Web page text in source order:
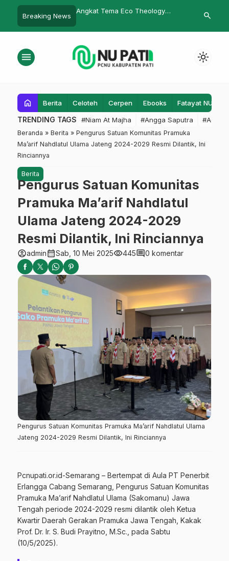
Breaking News
Gelar Seminar
Ketua Lesbumi PCNU Pati
Haul Kyai
Penjuru
search
menu light_mode
home Berita Celoteh Cerpen Ebooks Fatayat NU
TRENDING TAGS #Niam At Majha #Angga Saputra #Admin
Beranda » Berita » Pengurus Satuan Komunitas Pramuka
Ma’arif Nahdlatul Ulama Jateng 2024-2029 Resmi Dilantik, Ini
Rinciannya
Berita
Pengurus Satuan Komunitas
Pramuka Ma’arif Nahdlatul
Ulama Jateng 2024-2029
Resmi Dilantik, Ini Rinciannya
account_circleadmincalendar_monthSab, 10 Mei 2025visibility445comment0 komentar
Pengurus Satuan Komunitas Pramuka Ma’arif Nahdlatul Ulama
Jateng 2024-2029 Resmi Dilantik, Ini Rinciannya
Pcnupati.or.id-Semarang – Bertempat di Aula PT Penerbit
Erlangga Cabang Semarang, Pengurus Satuan Komunitas
Pramuka Ma’arif Nahdlatul Ulama (Sakomanu) Jawa
Tengah periode 2024-2029 resmi dilantik oleh Ketua
Kwartir Daerah Gerakan Pramuka Jawa Tengah, Kakak
Prof. Dr. Ir. S. Budi Prayitno, M.Sc., pada Sabtu
(10/5/2025).